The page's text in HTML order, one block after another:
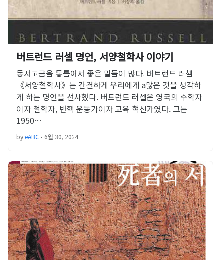
버트런드 러셀 명언, 서양철학사 이야기
동서고금을 통틀어서 좋은 말들이 많다. 버트런드 러셀
《서양철학사》는 간결하게 우리에게 a많은 것을 생각하
게 하는 명언을 선사했다. 버트런드 러셀은 영국의 수학자
이자 철학자, 반핵 운동가이자 교육 혁신가였다. 그는
1950…
byeABC • 6월 30, 2024